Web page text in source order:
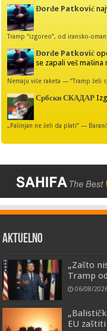
Đorđe Patković
Tramp “izgoreo”, od iransko-
Đorđe Patković
se zapali veš mašina
Nemaju više raketa — “Tramp želi
Србски СКАДАР
„Pašinjan ne želi da plati“ —
AKTUELNO
„Zašto
Tramp
06/08/
EU